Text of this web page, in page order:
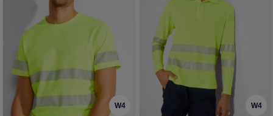
W4 W4